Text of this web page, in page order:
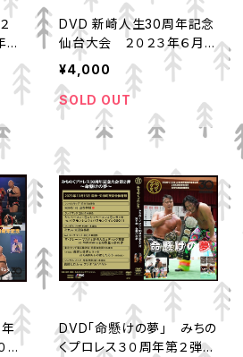
１
DVD 新崎人生30周年記念
仙台大会 ２０２３年６月２
５日
¥4,000
SOLD OUT
２
DVD「命懸けの夢」 みちの
くプロレス３０周年第２弾